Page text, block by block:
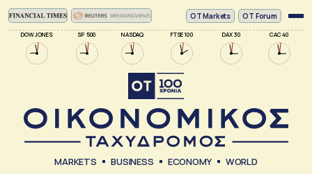
DOW JONES SP 500 NASDAQ FTSE 100 DAX 30 CAC 40
ΟΤ Markets OT Forum
MARKETS BUSINESS ECONOMY WORLD